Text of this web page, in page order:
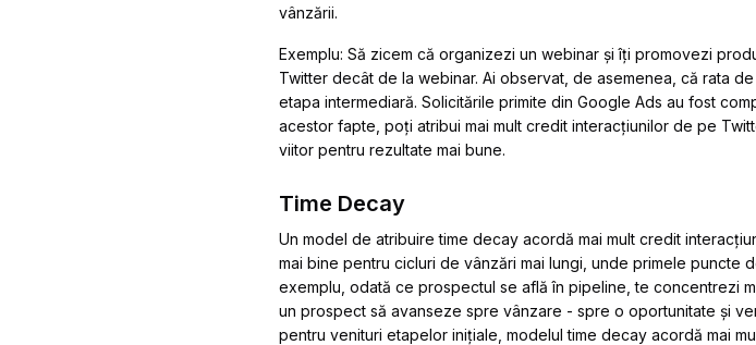
vânzării.
Exemplu: Să zicem că organizezi un webinar și îți promovezi
Twitter decât de la webinar. Ai observat, de asemenea, că rata
etapa intermediară. Solicitările primite din Google Ads au fost
acestor fapte, poți atribui mai mult credit interacțiunilor de pe
viitor pentru rezultate mai bune.
Time Decay
Un model de atribuire time decay acordă mai mult credit
mai bine pentru cicluri de vânzări mai lungi, unde primele puncte
exemplu, odată ce prospectul se află în pipeline, te concentrezi
un prospect să avanseze spre vânzare - spre o oportunitate și
pentru venituri etapelor inițiale, modelul time decay acordă mai